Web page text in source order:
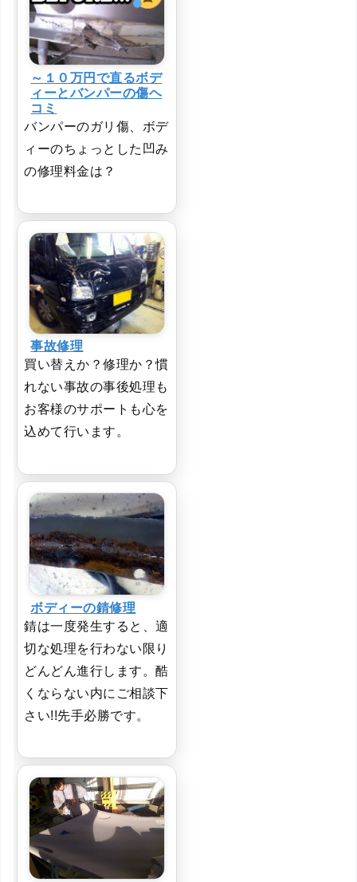
～１０万円で直るボデ
ィーとバンパーの傷ヘ
コミ
バンパーのガリ傷、ボデ
ィーのちょっとした凹み
の修理料金は？
事故修理
買い替えか？修理か？慣
れない事故の事後処理も
お客様のサポートも心を
込めて行います。
ボディーの錆修理
錆は一度発生すると、適
切な処理を行わない限り
どんどん進行します。酷
くならない内にご相談下
さい!!先手必勝です。